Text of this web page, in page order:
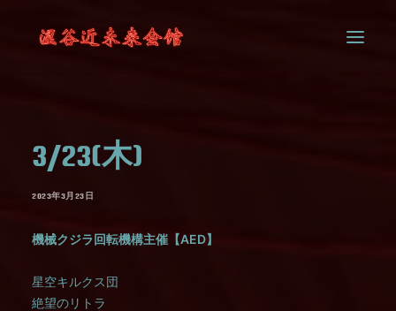
CONTACT3/23(木)
2023年3月23日
機械クジラ回転機構主催【AED】
星空キルクス団
絶望のリトラ